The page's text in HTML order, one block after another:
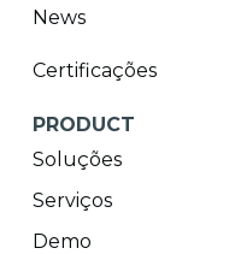
News
Certificações
PRODUCT
Soluções
Serviços
Demo